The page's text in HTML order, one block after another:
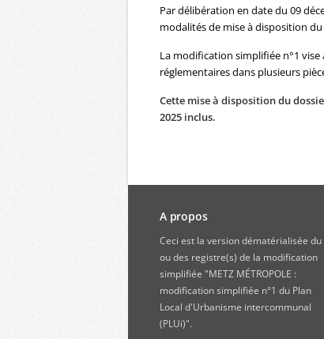
Par délibération en date du 09
modalités de mise à disposition
La modification simplifiée n°1
réglementaires dans plusieurs
Cette mise à disposition du
2025 inclus.
A propos
Ceci est la version dématérialisée du
ou des registre(s) de la modification
simplifiée "METZ MÉTROPOLE :
modification simplifiée n°1 du Plan
Local d'Urbanisme intercommunal
(PLUi)".